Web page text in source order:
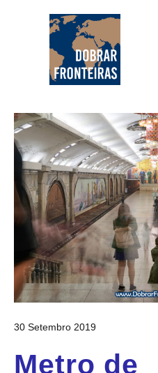
30 Setembro 2019
Metro de